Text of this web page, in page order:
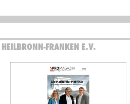
FRANKEN E.V.